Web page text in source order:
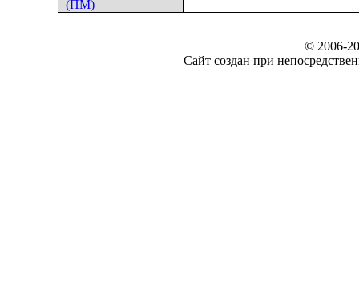
(ПМ)
© 2006-
Сайт создан при